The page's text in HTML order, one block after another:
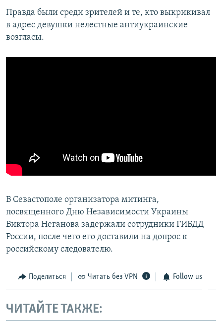
Правда были среди зрителей и те, кто выкрикивал
в адрес девушки нелестные антиукраинские
возгласы.
В Севастополе организатора митинга,
посвященного Дню Независимости Украины
Виктора Неганова задержали сотрудники ГИБДД
России, после чего его доставили на допрос к
российскому следователю.
Поделиться Читать без VPN Follow us
ЧИТАЙТЕ ТАКЖЕ: